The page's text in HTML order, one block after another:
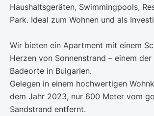
Haushaltsgeräten, Swimmingpools,
Park. Ideal zum Wohnen und als
Wir bieten ein Apartment mit einem
Herzen von Sonnenstrand – einem
Badeorte in Bulgarien.
Gelegen in einem hochwertigen
dem Jahr 2023, nur 600 Meter vom
Sandstrand entfernt.